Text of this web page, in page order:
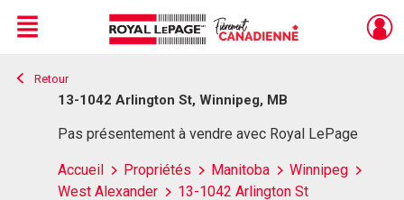
Live
En Direct
Menu
Retour
13-1042 Arlington St, Winnipeg, MB
Pas présentement à vendre avec Royal LePage
Accueil Propriétés Manitoba
Winnipeg
West Alexander
13-1042 Arlington St